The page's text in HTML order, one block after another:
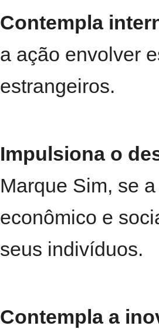
Contempla
a ação envolver
estrangeiros.
Impulsiona o
Marque Sim, se
econômico e
seus indivíduos.
Contempla a